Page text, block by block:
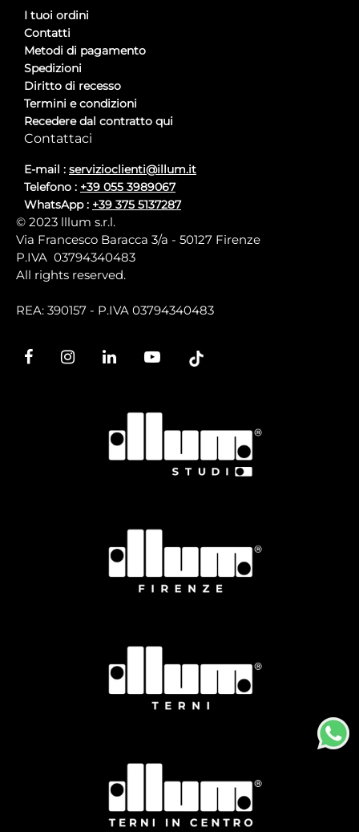
I tuoi ordini
Contatti
Metodi di pagamento
Spedizioni
Diritto di recesso
Termini e condizioni
Recedere dal contratto qui
Contattaci
E-mail : servizioclienti@illum.it
Telefono : +39 055 3989067
WhatsApp : +39 375 5137287
© 2023 lllum s.r.l.
Via Francesco Baracca 3/a - 50127 Firenze
P.IVA 03794340483
All rights reserved.
REA: 390157 - P.IVA 03794340483